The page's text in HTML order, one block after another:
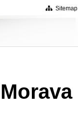
Sitemap